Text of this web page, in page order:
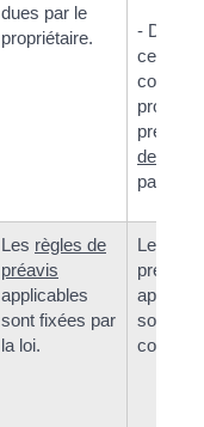
dues par le
propriétaire.
- Dans
de
par le
Les règles de
préavis
applicables
sont fixées par
la loi.
Les
préavis
sont de